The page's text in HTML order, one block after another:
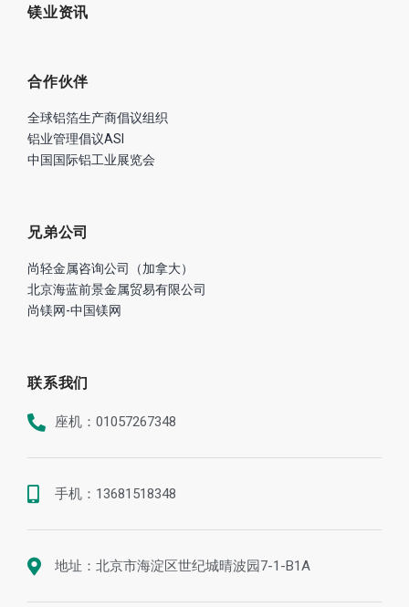
镁业资讯
合作伙伴
全球铝箔生产商倡议组织
铝业管理倡议ASI
中国国际铝工业展览会
兄弟公司
尚轻金属咨询公司（加拿大）
北京海蓝前景金属贸易有限公司
尚镁网-中国镁网
联系我们
座机：01057267348
手机：13681518348
地址：北京市海淀区世纪城晴波园7-1-B1A